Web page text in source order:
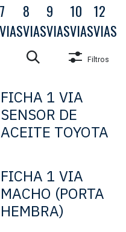
7
VIAS
8
VIAS
9
VIAS
10
VIAS
12
VIAS
Filtros
FICHA 1 VIA
SENSOR DE
ACEITE TOYOTA
FICHA 1 VIA
MACHO (PORTA
HEMBRA)